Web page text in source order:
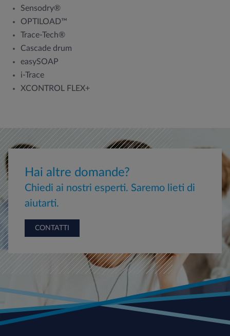
Sensodry®
OPTILOAD™
Trace-Tech®
Cascade drum
easySOAP
i-Trace
XCONTROL FLEX+
Hai altre domande?
Chiedi ai nostri esperti. Saremo lieti di
aiutarti.
CONTATTI